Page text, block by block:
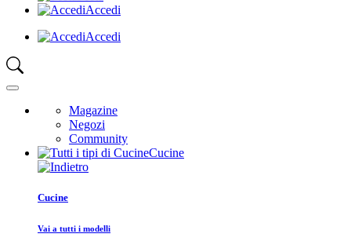
Accedi
Accedi
Magazine
Negozi
Community
Cucine
Cucine
Vai a tutti i modelli